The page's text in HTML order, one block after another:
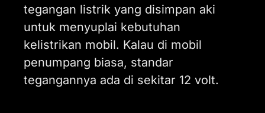
tegangan listrik yang disimpan aki
untuk menyuplai kebutuhan
kelistrikan mobil. Kalau di mobil
penumpang biasa, standar
tegangannya ada di sekitar 12 volt.